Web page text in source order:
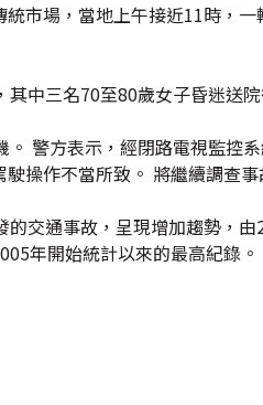
市場，當地上午接近11時，
中三名70至80歲女子昏迷送
警方表示，經閉路電視監控
操作不當所致。 將繼續調查事
交通事故，呈現增加趨勢，
年開始統計以來的最高紀錄。